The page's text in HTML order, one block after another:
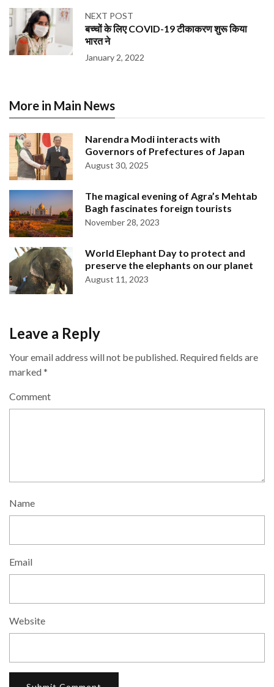
NEXT POST
बच्चों के लिए COVID-19 टीकाकरण शुरू किया
भारत ने
January 2, 2022
More in Main News
Narendra Modi interacts with
Governors of Prefectures of Japan
August 30, 2025
The magical evening of Agra’s Mehtab
Bagh fascinates foreign tourists
November 28, 2023
World Elephant Day to protect and
preserve the elephants on our planet
August 11, 2023
Leave a Reply
Your email address will not be published. Required fields are
marked*
Comment
Name
Email
Website